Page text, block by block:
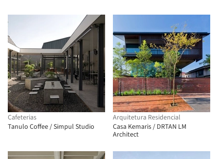
Cafeterias
Tanulo Coffee / Simpul Studio
Arquitetura Residencial
Casa Kemaris / DRTAN LM
Architect